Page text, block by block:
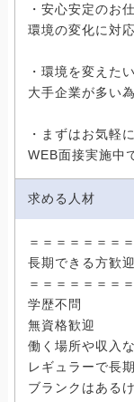
・安心安定のお
環境の変化に対
・環境を変えた
大手企業が多い
・まずはお気軽
WEB面接実施中
求める人材
＝＝＝＝＝＝＝＝
長期できる方歓迎
＝＝＝＝＝＝＝＝
学歴不問
無資格歓迎
働く場所や収入
レギュラーで長
ブランクはある